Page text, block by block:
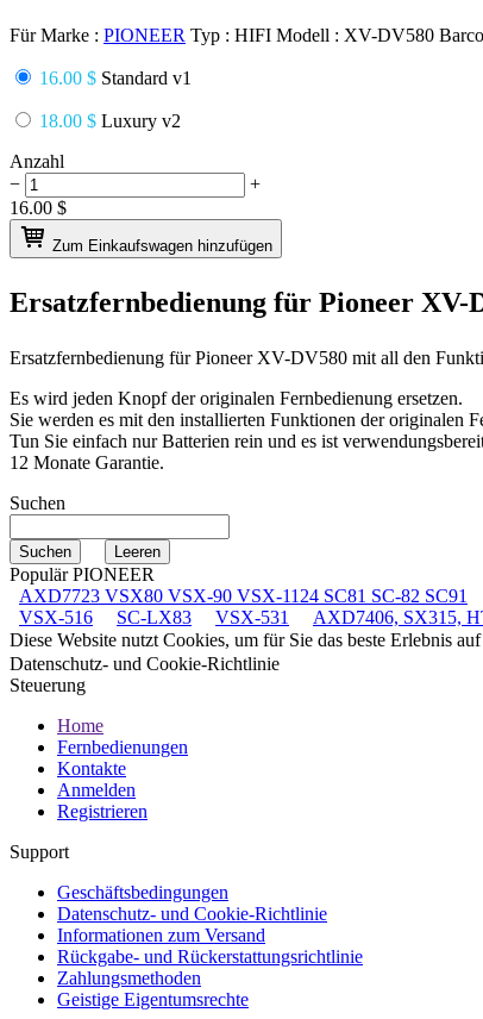
Für Marke : PIONEER Typ : HIFI Modell : XV-DV580
16.00 $ Standard v1
18.00 $ Luxury v2
Anzahl
−
+
16.00 $
Zum Einkaufswagen hinzufügen
Ersatzfernbedienung für Pioneer XV-
Ersatzfernbedienung fürPioneer XV-DV580 mit all den
Es wird jeden Knopf der originalen Fernbedienung ersetzen.
Sie werden es mit den installierten Funktionen der originalen
Tun Sie einfach nur Batterien rein und es ist
12 Monate Garantie.
Suchen
Populär PIONEER
AXD7723 VSX80 VSX-90 VSX-1124 SC81 SC-82 SC91
VSX-516
SC-LX83 VSX-531 AXD7406, SX315,
Diese Website nutzt Cookies, um für Sie das beste Erlebnis
Datenschutz- und Cookie-Richtlinie
Steuerung
Home
Fernbedienungen
Kontakte
Anmelden
Registrieren
Support
Geschäftsbedingungen
Datenschutz- und Cookie-Richtlinie
Informationen zum Versand
Rückgabe- und Rückerstattungsrichtlinie
Zahlungsmethoden
Geistige Eigentumsrechte